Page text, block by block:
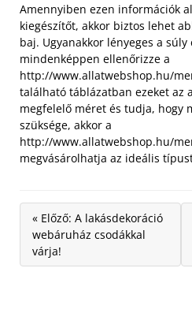
Amennyiben ezen információk
kiegészítőt, akkor biztos lehet
baj. Ugyanakkor lényeges a
mindenképpen ellenőrizze a
http://www.allatwebshop.hu/
található táblázatban ezeket az
megfelelő méret és tudja, hogy
szüksége, akkor a
http://www.allatwebshop.hu/
megvásárolhatja az ideális
« Előző: A lakásdekoráció
webáruház csodákkal
várja!